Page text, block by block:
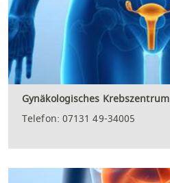
Gynäkologisches Krebszentrum
Telefon: 07131 49-34005